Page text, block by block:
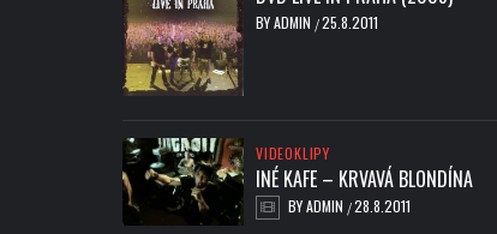
BYADMIN /25.8.2011
VIDEOKLIPY
INÉ KAFE – KRVAVÁ BLONDÍNA
BYADMIN /28.8.2011